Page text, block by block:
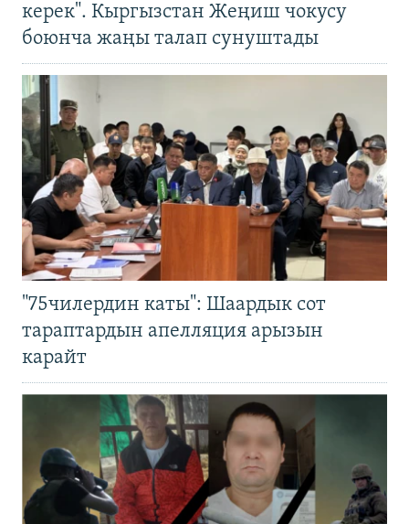
керек". Кыргызстан Жеңиш чокусу
боюнча жаңы талап сунуштады
"75чилердин каты": Шаардык сот
тараптардын апелляция арызын
карайт